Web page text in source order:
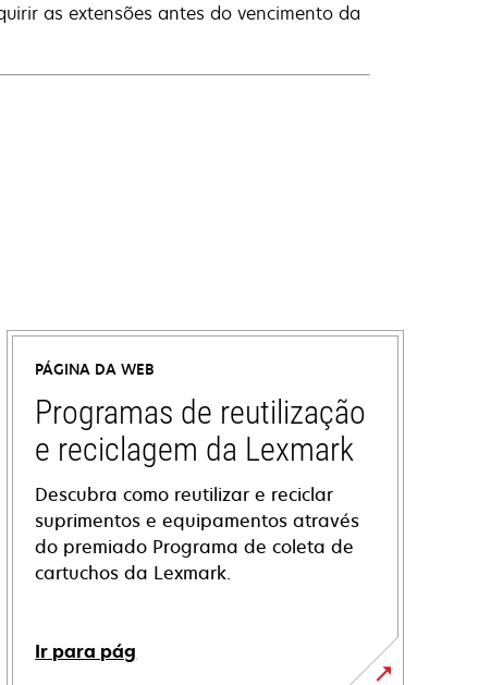
as extensões antes do vencimento da
PÁGINA DA WEB
Programas de reutilização
e reciclagem da Lexmark
Descubra como reutilizar e reciclar
suprimentos e equipamentos através
do premiado Programa de coleta de
cartuchos da Lexmark.
Ir para pág